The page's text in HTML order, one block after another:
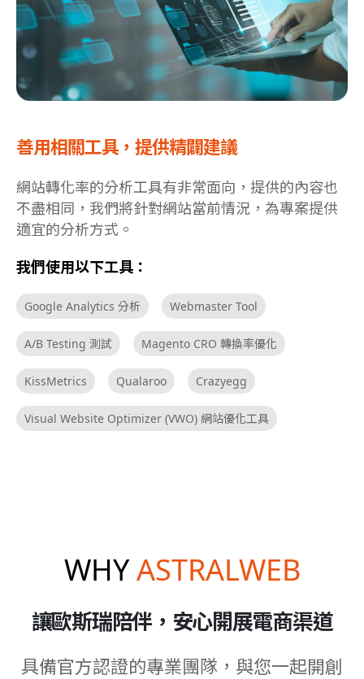
善用相關工具，提供精闢建議
網站轉化率的分析工具有非常面向，提供的內容也
不盡相同，我們將針對網站當前情況，為專案提供
適宜的分析方式。
我們使用以下工具：
Google Analytics 分析 Webmaster Tool
A/B Testing 測試 Magento CRO 轉換率優化
KissMetrics Qualaroo Crazyegg
Visual Website Optimizer (VWO) 網站優化工具
WHYASTRALWEB
讓歐斯瑞陪伴，安心開展電商渠道
具備官方認證的專業團隊，與您一起開創